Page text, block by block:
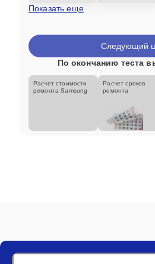
Показать еще
Следующий
По окончанию теста
Расчет стоимости
ремонта Samsung
Расчет сроков
ремонта